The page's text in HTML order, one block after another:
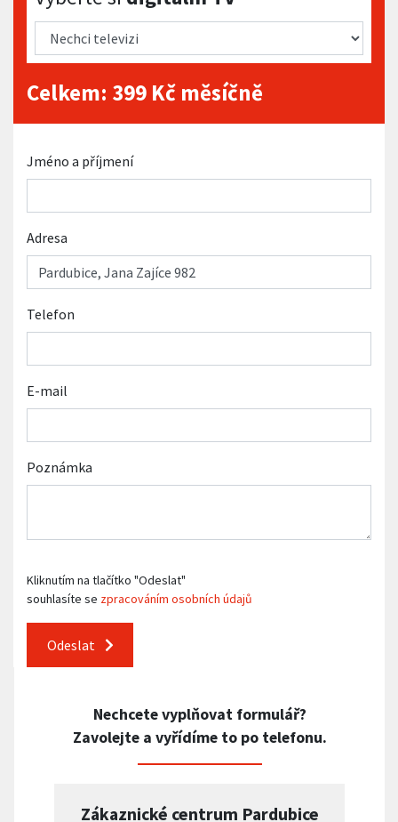
Celkem: 399 Kč měsíčně
Jméno a příjmení
Adresa
Telefon
E-mail
Poznámka
Kliknutím na tlačítko "Odeslat"
souhlasíte se zpracováním osobních údajů
Odeslat
Nechcete vyplňovat formulář?
Zavolejte a vyřídíme to po telefonu.
Zákaznické centrum Pardubice